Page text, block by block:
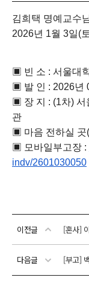
이전글
다음글 [부고]